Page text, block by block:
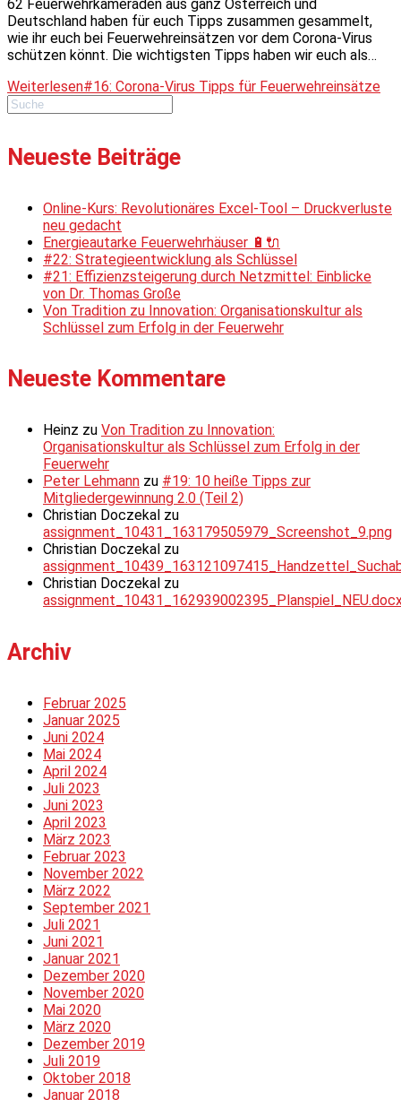
62 Feuerwehrkameraden aus ganz Österreich und
Deutschland haben für euch Tipps zusammen gesammelt,
wie ihr euch bei Feuerwehreinsätzen vor dem Corona-Virus
schützen könnt. Die wichtigsten Tipps haben wir euch als…
Weiterlesen#16: Corona-Virus Tipps für Feuerwehreinsätze
Neueste Beiträge
Online-Kurs: Revolutionäres Excel-Tool – Druckverluste
neu gedacht
Energieautarke Feuerwehrhäuser 🔋🔌
#22: Strategieentwicklung als Schlüssel
#21: Effizienzsteigerung durch Netzmittel: Einblicke
von Dr. Thomas Große
Von Tradition zu Innovation: Organisationskultur als
Schlüssel zum Erfolg in der Feuerwehr
Neueste Kommentare
Heinz zu Von Tradition zu Innovation:
Organisationskultur als Schlüssel zum Erfolg in der
Feuerwehr
Peter Lehmann zu #19: 10 heiße Tipps zur
Mitgliedergewinnung 2.0 (Teil 2)
Christian Doczekal zu
assignment_10431_163179505979_Screenshot_9.png
Christian Doczekal zu
Christian Doczekal zu
Archiv
Februar 2025
Januar 2025
Juni 2024
Mai 2024
April 2024
Juli 2023
Juni 2023
April 2023
März 2023
Februar 2023
November 2022
März 2022
September 2021
Juli 2021
Juni 2021
Januar 2021
Dezember 2020
November 2020
Mai 2020
März 2020
Dezember 2019
Juli 2019
Oktober 2018
Januar 2018